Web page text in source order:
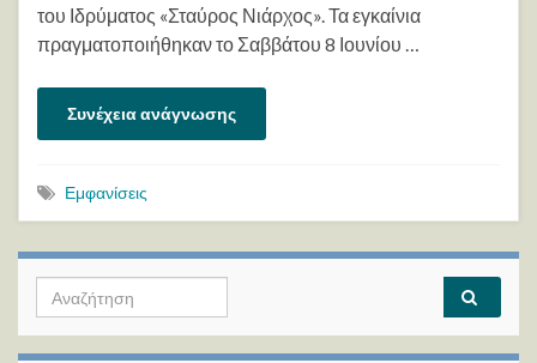
του Ιδρύματος «Σταύρος Νιάρχος». Τα εγκαίνια
πραγματοποιήθηκαν το Σαββάτου 8 Ιουνίου …
Συνέχεια ανάγνωσης
Εμφανίσεις
Search for: